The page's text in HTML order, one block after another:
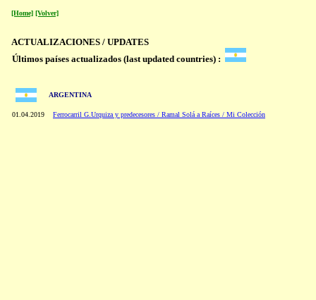
[Home] [Volver]
ACTUALIZACIONES / UPDATES
Últimos países actualizados (last updated countries) :
ARGENTINA
01.04.2019 Ferrocarril G.Urquiza y predecesores / Ramal Solá a Raíces / Mi Colección